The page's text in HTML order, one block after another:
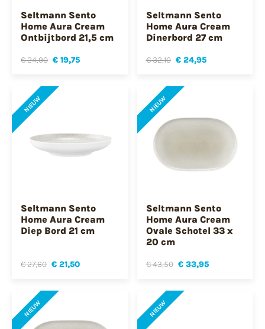
Seltmann Sento
Home Aura Cream
Ontbijtbord 21,5 cm
€ 24,90 € 19,75
Seltmann Sento
Home Aura Cream
Dinerbord 27 cm
€ 32,10 € 24,95
NIEUW
Seltmann Sento
Home Aura Cream
Diep Bord 21 cm
€ 27,60 € 21,50
NIEUW
Seltmann Sento
Home Aura Cream
Ovale Schotel 33 x
20 cm
€ 43,50 € 33,95
NIEUW NIEUW